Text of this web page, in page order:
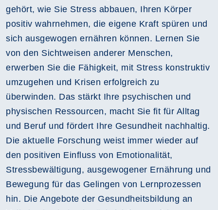
gehört, wie Sie Stress abbauen, Ihren Körper
positiv wahrnehmen, die eigene Kraft spüren und
sich ausgewogen ernähren können. Lernen Sie
von den Sichtweisen anderer Menschen,
erwerben Sie die Fähigkeit, mit Stress konstruktiv
umzugehen und Krisen erfolgreich zu
überwinden. Das stärkt Ihre psychischen und
physischen Ressourcen, macht Sie fit für Alltag
und Beruf und fördert Ihre Gesundheit nachhaltig.
Die aktuelle Forschung weist immer wieder auf
den positiven Einfluss von Emotionalität,
Stressbewältigung, ausgewogener Ernährung und
Bewegung für das Gelingen von Lernprozessen
hin. Die Angebote der Gesundheitsbildung an